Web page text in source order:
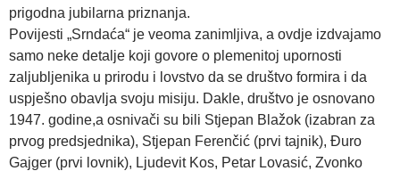
prigodna jubilarna priznanja.
Povijesti „Srndaća“ je veoma zanimljiva, a ovdje izdvajamo
samo neke detalje koji govore o plemenitoj upornosti
zaljubljenika u prirodu i lovstvo da se društvo formira i da
uspješno obavlja svoju misiju. Dakle, društvo je osnovano
1947. godine,a osnivači su bili Stjepan Blažok (izabran za
prvog predsjednika), Stjepan Ferenčić (prvi tajnik), Đuro
Gajger (prvi lovnik), Ljudevit Kos, Petar Lovasić, Zvonko